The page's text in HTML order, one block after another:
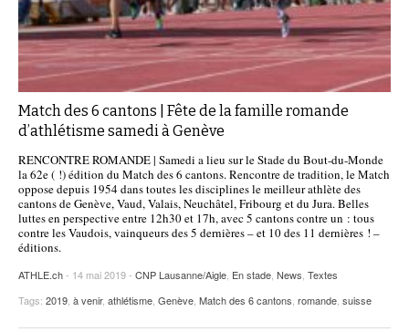
Match des 6 cantons | Fête de la famille romande
d’athlétisme samedi à Genève
RENCONTRE ROMANDE | Samedi a lieu sur le Stade du Bout-du-Monde
la 62e ( !) édition du Match des 6 cantons. Rencontre de tradition, le Match
oppose depuis 1954 dans toutes les disciplines le meilleur athlète des
cantons de Genève, Vaud, Valais, Neuchâtel, Fribourg et du Jura. Belles
luttes en perspective entre 12h30 et 17h, avec 5 cantons contre un : tous
contre les Vaudois, vainqueurs des 5 dernières – et 10 des 11 dernières ! –
éditions.
ATHLE.ch- 14 mai 2019 - CNP Lausanne/Aigle En stade News Textes
Tags: 2019 à venir, athlétisme Genève Match des 6 cantons romande suisse